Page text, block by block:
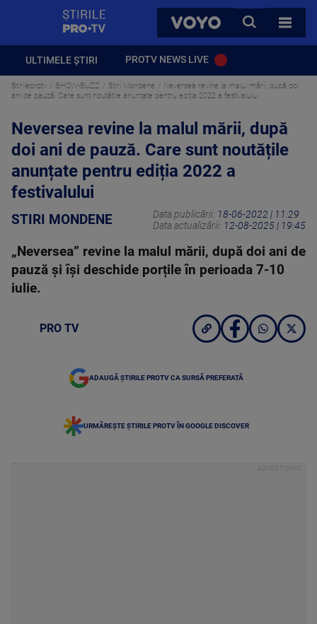
VOYO
CAUTA
TOATE
ULTIMELE ȘTIRI PROTV NEWS LIVE
Stirileprotv SHOW-BUZZ Stiri Mondene
Neversea revine la malul mării, după doi
ani de pauză. Care sunt noutățile anunțate pentru ediția 2022 a festivalului
Neversea revine la malul mării, după
doi ani de pauză. Care sunt noutățile
anunțate pentru ediția 2022 a
festivalului
STIRI MONDENE Data publicării: 18-06-2022 | 11:29
Data actualizării: 12-08-2025 | 19:45
„Neversea” revine la malul mării, după doi ani de
pauză și își deschide porțile în perioada 7-10
iulie.
PRO TV
ADAUGĂ ȘTIRILE PROTV CA SURSĂ PREFERATĂ
URMĂREȘTE ȘTIRILE PROTV ÎN GOOGLE DISCOVER